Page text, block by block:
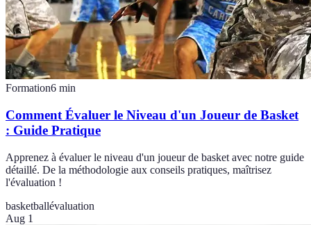
Formation6 min
Comment Évaluer le Niveau d'un Joueur de Basket
: Guide Pratique
Apprenez à évaluer le niveau d'un joueur de basket avec notre guide
détaillé. De la méthodologie aux conseils pratiques, maîtrisez
l'évaluation !
basketballévaluation
Aug 1